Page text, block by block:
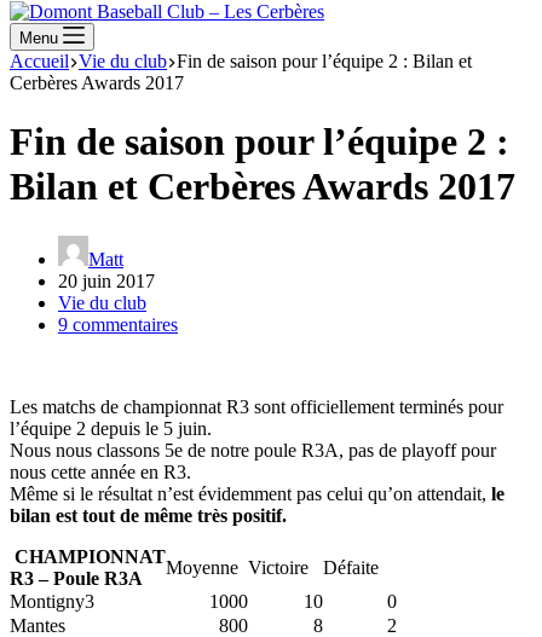
Menu
Accueil Vie du club Fin de saison pour l’équipe 2 : Bilan et
Cerbères Awards 2017
Fin de saison pour l’équipe 2 :
Bilan et Cerbères Awards 2017
Matt
20 juin 2017
Vie du club
9 commentaires
Les matchs de championnat R3 sont officiellement terminés pour
l’équipe 2 depuis le 5 juin.
Nous nous classons 5e de notre poule R3A, pas de playoff pour
nous cette année en R3.
Même si le résultat n’est évidemment pas celui qu’on attendait, le
bilan est tout de même très positif.
CHAMPIONNAT
R3 – Poule R3A
Moyenne Victoire
Défaite
Montigny3
1000 10
0
Mantes
800 8
2